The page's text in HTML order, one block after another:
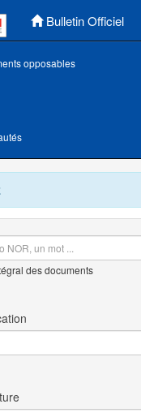
Bulletin Officiel
opposables
des documents